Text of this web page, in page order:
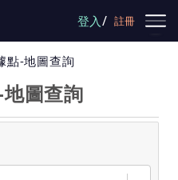
登入/ 註冊
點-地圖查詢
圖查詢